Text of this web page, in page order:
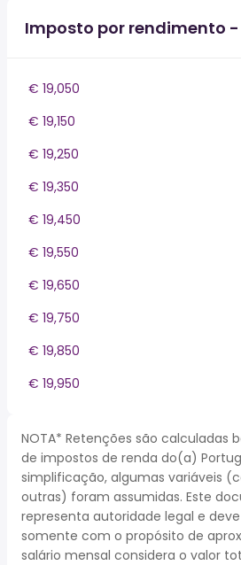
Imposto por rendimento
€ 19,050
€ 19,150
€ 19,250
€ 19,350
€ 19,450
€ 19,550
€ 19,650
€ 19,750
€ 19,850
€ 19,950
NOTA* Retenções são calculadas
de impostos de renda do(a)
simplificação, algumas variáveis
outras) foram assumidas. Este
representa autoridade legal e
somente com o propósito de
salário mensal considera o valor